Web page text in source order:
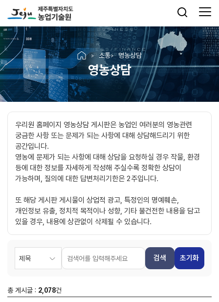
소통 영농상담
영농상담
우리원 홈페이지 영농상담 게시판은 농업인 여러분의 영농관련
궁금한 사항 또는 문제가 되는 사항에 대해 상담해드리기 위한
공간입니다.
영농에 문제가 되는 사항에 대해 상담을 요청하실 경우 작물, 환경
등에 대한 정보를 자세하게 작성해 주실수록 정확한 상담이
가능하며, 질의에 대한 답변처리기한은 2주입니다.
또 해당 게시판 게시물이 상업적 광고, 특정인의 명예훼손,
개인정보 유출, 정치적 목적이나 성향, 기타 불건전한 내용을 담고
있을 경우, 내용에 상관없이 삭제될 수 있습니다.
검색 초기화
총 게시글 : 2,078건